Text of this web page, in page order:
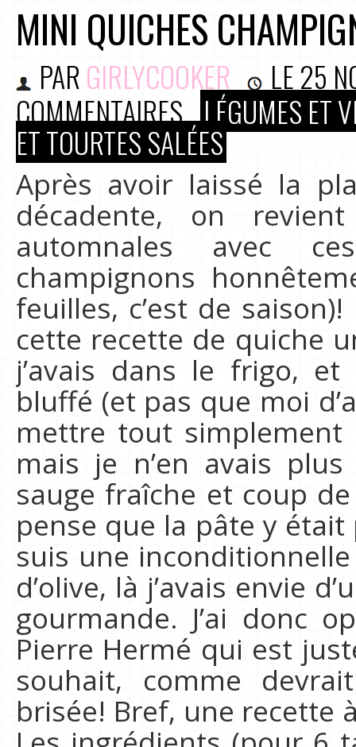
MINI QUICHES
PAR GIRLYCOOKER LE25
COMMENTAIRES LÉGUMES ET
ET TOURTES SALÉES
Après avoir laissé la
décadente, on
automnales avec
champignons
feuilles, c’est de
cette recette de quiche
j’avais dans le frigo,
bluffé (et pas que moi
mettre tout simplement
mais je n’en avais
sauge fraîche et coup de
pense que la pâte y
suis une
d’olive, là j’avais envie
gourmande. J’ai donc
Pierre Hermé qui est
souhait, comme
brisée! Bref, une recette